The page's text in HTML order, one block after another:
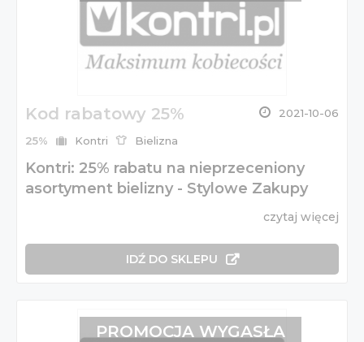
Kod rabatowy 25% 2021-10-06
25% Kontri Bielizna
Kontri: 25% rabatu na nieprzeceniony
asortyment bielizny - Stylowe Zakupy
czytaj więcej
IDŹ DO SKLEPU
PROMOCJA WYGASŁA